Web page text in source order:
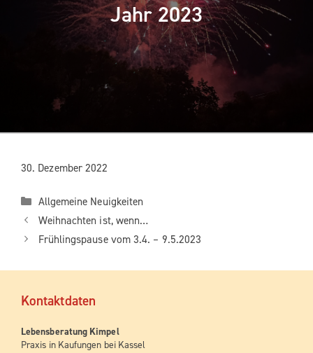
Jahr 2023
30. Dezember 2022
Kategorien
Allgemeine Neuigkeiten
Weih­nach­ten ist, wenn…
Früh­lings­pau­se vom 3.4. – 9.5.2023
Kon­takt­da­ten
Lebens­be­ra­tung Kimpel
Pra­xis in Kau­fun­gen bei Kassel